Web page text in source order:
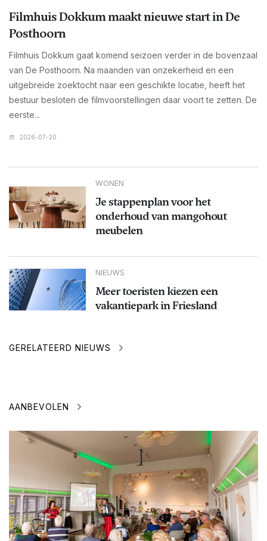
Filmhuis Dokkum maakt nieuwe start in De
Posthoorn
Filmhuis Dokkum gaat komend seizoen verder in de bovenzaal
van De Posthoorn. Na maanden van onzekerheid en een
uitgebreide zoektocht naar een geschikte locatie, heeft het
bestuur besloten de filmvoorstellingen daar voort te zetten. De
eerste...
2026-07-20
WONEN
Je stappenplan voor het
onderhoud van mangohout
meubelen
NIEUWS
Meer toeristen kiezen een
vakantiepark in Friesland
GERELATEERD NIEUWS
AANBEVOLEN